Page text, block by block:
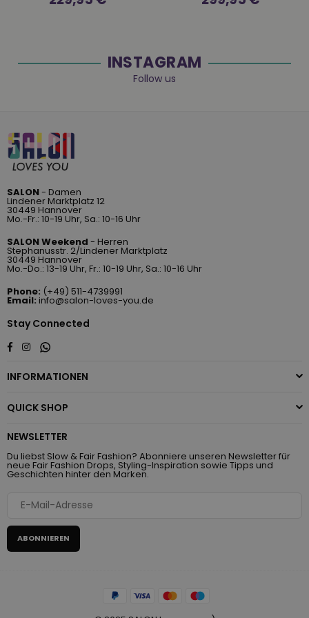
Preis Preis
INSTAGRAM
Follow us
SALON- Damen
Lindener Marktplatz 12
30449 Hannover
Mo.-Fr.: 10-19 Uhr, Sa.: 10-16 Uhr
SALON Weekend - Herren
Stephanusstr. 2/Lindener Marktplatz
30449 Hannover
Mo.-Do.: 13-19 Uhr, Fr.: 10-19 Uhr, Sa.: 10-16 Uhr
Phone: (+49) 511-4739991
Email: info@salon-loves-you.de
Stay Connected
Facebook
InstagramWhatsapp
INFORMATIONEN
QUICK SHOP
NEWSLETTER
Du liebst Slow & Fair Fashion? Abonniere unseren Newsletter für
neue Fair Fashion Drops, Styling-Inspiration sowie Tipps und
Geschichten hinter den Marken.
ABONNIEREN